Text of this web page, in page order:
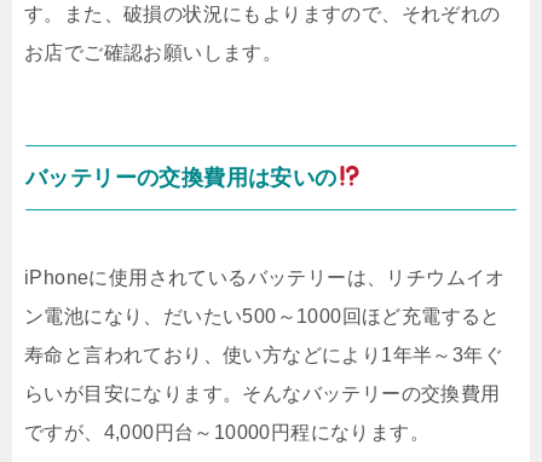
す。また、破損の状況にもよりますので、それぞれの
お店でご確認お願いします。
バッテリーの交換費用は安いの
iPhoneに使用されているバッテリーは、リチウムイオ
ン電池になり、だいたい500～1000回ほど充電すると
寿命と言われており、使い方などにより1年半～3年ぐ
らいが目安になります。そんなバッテリーの交換費用
ですが、4,000円台～10000円程になります。